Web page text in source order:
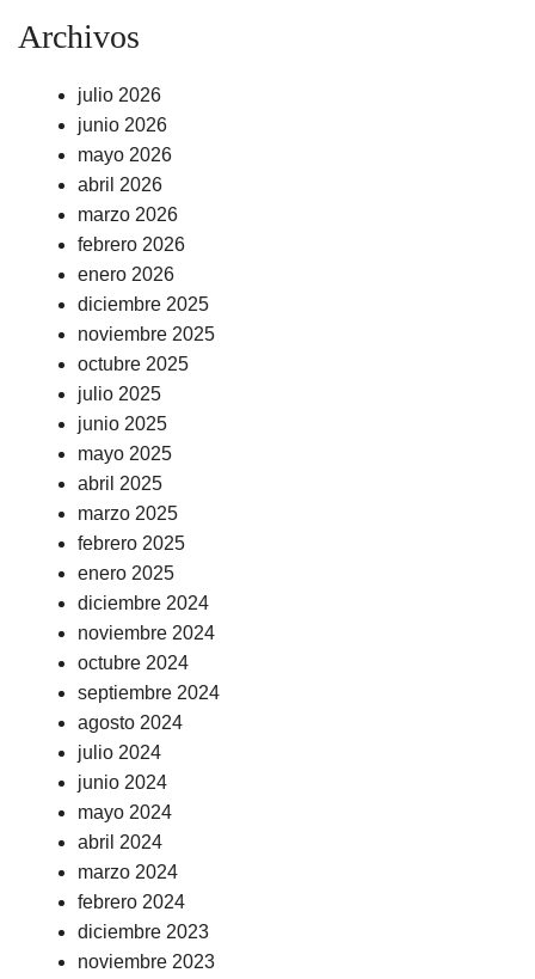
Archivos
julio 2026
junio 2026
mayo 2026
abril 2026
marzo 2026
febrero 2026
enero 2026
diciembre 2025
noviembre 2025
octubre 2025
julio 2025
junio 2025
mayo 2025
abril 2025
marzo 2025
febrero 2025
enero 2025
diciembre 2024
noviembre 2024
octubre 2024
septiembre 2024
agosto 2024
julio 2024
junio 2024
mayo 2024
abril 2024
marzo 2024
febrero 2024
diciembre 2023
noviembre 2023